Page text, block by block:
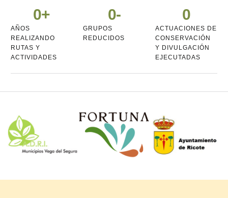
AÑOS
REALIZANDO
RUTAS Y
ACTIVIDADES
0+
GRUPOS
REDUCIDOS
0-
ACTUACIONES DE
CONSERVACIÓN
Y DIVULGACIÓN
EJECUTADAS
0